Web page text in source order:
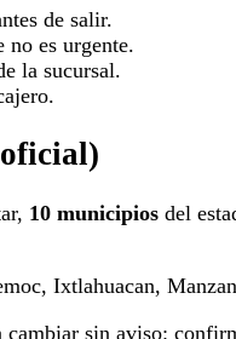
de salir.
no es urgente.
la sucursal.
10 municipios del
Ixtlahuacan,
sin aviso: